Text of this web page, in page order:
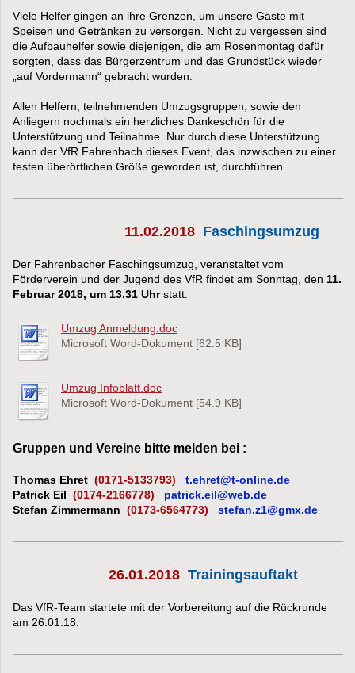
Viele Helfer gingen an ihre Grenzen, um unsere Gäste mit
Speisen und Getränken zu versorgen. Nicht zu vergessen sind
die Aufbauhelfer sowie diejenigen, die am Rosenmontag dafür
sorgten, dass das Bürgerzentrum und das Grundstück wieder
„auf Vordermann“ gebracht wurden.
Allen Helfern, teilnehmenden Umzugsgruppen, sowie den
Anliegern nochmals ein herzliches Dankeschön für die
Unterstützung und Teilnahme. Nur durch diese Unterstützung
kann der VfR Fahrenbach dieses Event, das inzwischen zu einer
festen überörtlichen Größe geworden ist, durchführen.
11.02.2018 Faschingsumzug
Der Fahrenbacher Faschingsumzug, veranstaltet vom
Förderverein und der Jugend des VfR findet am Sonntag, den 11.
Februar 2018, um 13.31 Uhrstatt.
Umzug Anmeldung.doc
Microsoft Word-Dokument [62.5 KB]
Umzug Infoblatt.doc
Microsoft Word-Dokument [54.9 KB]
Gruppen und Vereine bitte melden bei :
Thomas Ehret (0171-5133793) t.ehret@t-online.de
Patrick Eil (0174-2166778) patrick.eil@web.de
Stefan Zimmermann (0173-6564773) stefan.z1@gmx.de
26.01.2018 Trainingsauftakt
Das VfR-Team startete mit der Vorbereitung auf die Rückrunde
am 26.01.18.